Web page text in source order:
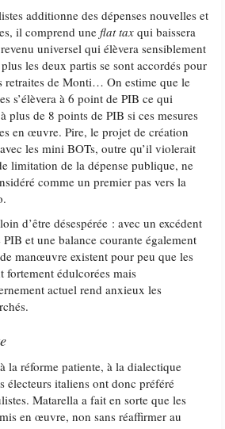
additionne des dépenses nouvelles et
il comprend uneflat taxqui baissera
universel qui élèvera sensiblement
les deux partis se sont accordés pour
retraites de Monti… On estime que le
s’élèvera à 6 point de PIB ce qui
plus de 8 points de PIB si ces mesures
en œuvre. Pire, le projet de création
les mini BOTs, outre qu’il violerait
limitation de la dépense publique, ne
comme un premier pas vers la
d’être désespérée : avec un excédent
et une balance courante également
manœuvre existent pour peu que les
fortement édulcorées mais
actuel rend anxieux les
la réforme patiente, à la dialectique
électeurs italiens ont donc préféré
Matarella a fait en sorte que les
en œuvre, non sans réaffirmer au